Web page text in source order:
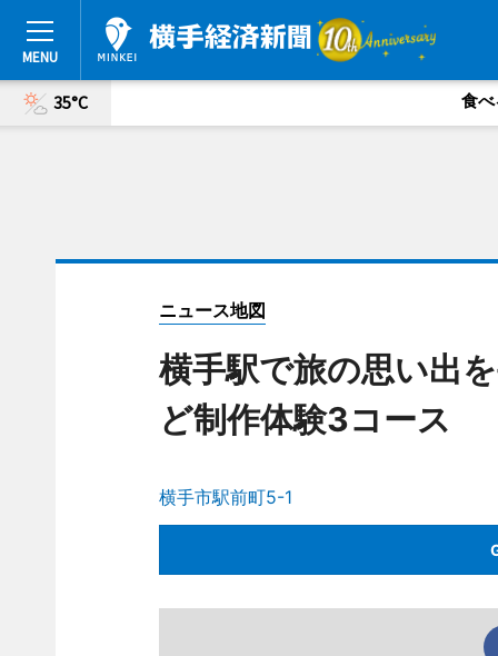
35°C 食べ
ニュース地図
横手駅で旅の思い出
ど制作体験3コース
横手市駅前町5-1